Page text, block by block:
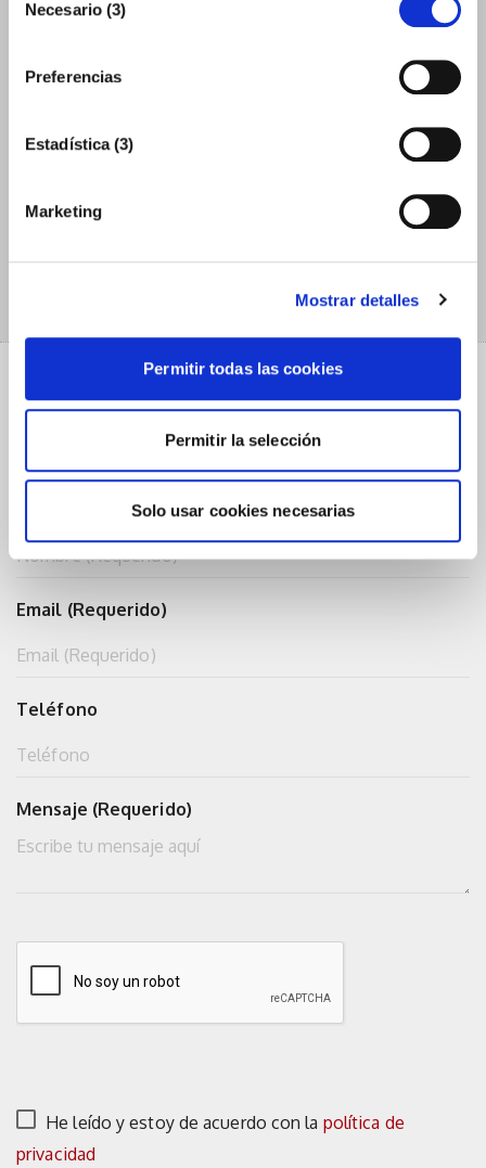
Necesario (3)
Preferencias
Estadística (3)
Marketing
Mostrar detalles
Permitir todas las cookies
Permitir la selección
Solo usar cookies necesarias
Importadores y
LA INFORMACIÓN DE ADUANAS QUE ESTABAS
Contacta con nosotros
Nombre (Requerido)
Email (Requerido)
Teléfono
Mensaje (Requerido)
He leído y estoy de acuerdo con la política de
privacidad